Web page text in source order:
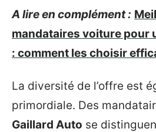
A lire en complément :
mandataires voiture pour
: comment les choisir
La diversité de l’offre est
primordiale. Des
Gaillard Auto se